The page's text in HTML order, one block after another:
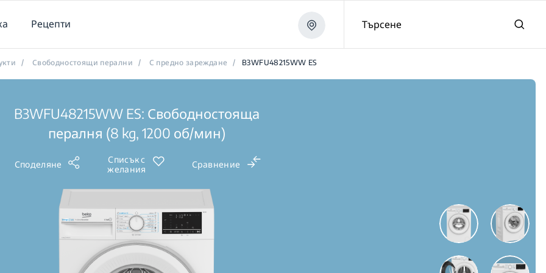
Рецепти Търсене
/ Свободностоящи перални / С предно зареждане / B3WFU48215WW ES
B3WFU48215WW ES: Свободностояща
пералня (8 kg, 1200 об/мин)
Споделяне
Списък с
желания
Сравнение